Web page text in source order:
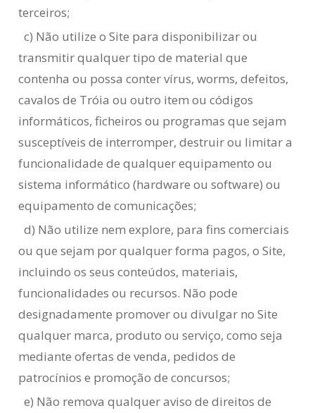
terceiros;
c) Não utilize o Site para disponibilizar ou
transmitir qualquer tipo de material que
contenha ou possa conter vírus, worms, defeitos,
cavalos de Tróia ou outro item ou códigos
informáticos, ficheiros ou programas que sejam
susceptíveis de interromper, destruir ou limitar a
funcionalidade de qualquer equipamento ou
sistema informático (hardware ou software) ou
equipamento de comunicações;
d) Não utilize nem explore, para fins comerciais
ou que sejam por qualquer forma pagos, o Site,
incluindo os seus conteúdos, materiais,
funcionalidades ou recursos. Não pode
designadamente promover ou divulgar no Site
qualquer marca, produto ou serviço, como seja
mediante ofertas de venda, pedidos de
patrocínios e promoção de concursos;
e) Não remova qualquer aviso de direitos de